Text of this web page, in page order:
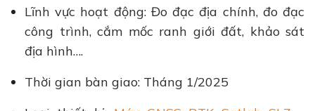
Lĩnh vực hoạt động: Đo đạc địa chính, đo đạc
công trình, cắm mốc ranh giới đất, khảo sát
địa hình….
Thời gian bàn giao: Tháng 1/2025